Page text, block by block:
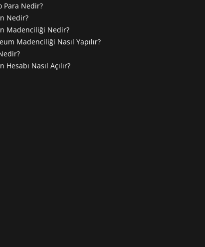
Para Nedir?
Nedir?
Madenciliği Nedir?
Madenciliği Nasıl Yapılır?
Hesabı Nasıl Açılır?